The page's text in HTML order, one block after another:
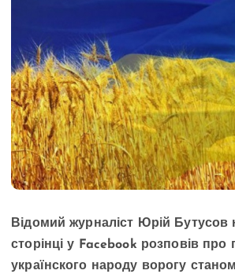
Відомий журналіст Юрій Бутусов
сторінці у Facebook розповів про
українского народу ворогу